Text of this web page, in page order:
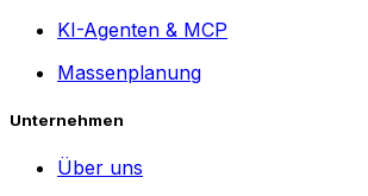
KI-Agenten & MCP
Massenplanung
Unternehmen
Über uns